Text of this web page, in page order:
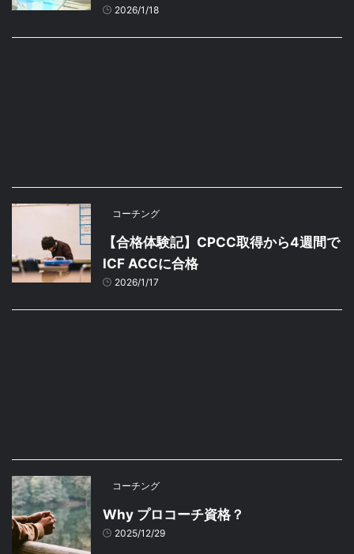
2026/1/18
コーチング
【合格体験記】CPCC取得から4週間で
ICF ACCに合格
2026/1/17
コーチング
Why プロコーチ資格？
2025/12/29